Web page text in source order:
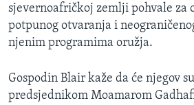
Learning English
sjevernoafričkoj zemlji pohvale za
potpunog otvaranja i
njenim programima oružja.
Gospodin Blair kaže da će njegov
predsjednikom Moamarom